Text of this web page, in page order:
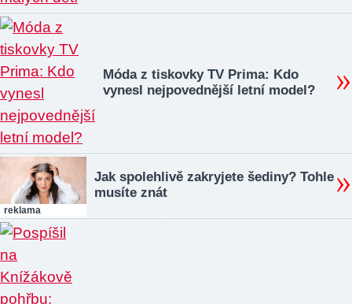
Móda z tiskovky TV Prima: Kdo
vynesl nejpovednější letní model?
reklama
Jak spolehlivě zakryjete šediny? Tohle
musíte znát